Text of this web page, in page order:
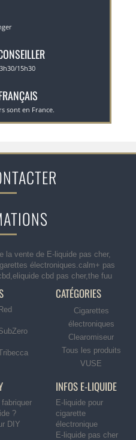
15h30
sont en France.
la vente de E-liquide pas cher,
électroniques.calm+ pas
cbd pas cher,the fuu
CATÉGORIES
Cigarettes
électroniques
Clearomiseur
Tous les produits
VUSE
?
DIY
INFOS E-LIQUIDE
E-liquide pour
cigarette
électronique
E-liquide pas cher